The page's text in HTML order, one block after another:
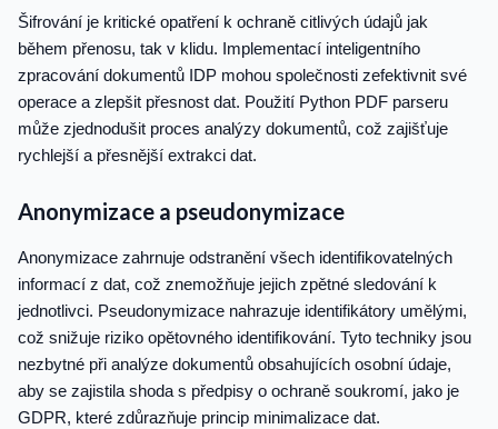
Šifrování je kritické opatření k ochraně citlivých údajů jak
během přenosu, tak v klidu. Implementací inteligentního
zpracování dokumentů IDP mohou společnosti zefektivnit své
operace a zlepšit přesnost dat. Použití Python PDF parseru
může zjednodušit proces analýzy dokumentů, což zajišťuje
rychlejší a přesnější extrakci dat.
Anonymizace a pseudonymizace
Anonymizace zahrnuje odstranění všech identifikovatelných
informací z dat, což znemožňuje jejich zpětné sledování k
jednotlivci. Pseudonymizace nahrazuje identifikátory umělými,
což snižuje riziko opětovného identifikování. Tyto techniky jsou
nezbytné při analýze dokumentů obsahujících osobní údaje,
aby se zajistila shoda s předpisy o ochraně soukromí, jako je
GDPR, které zdůrazňuje princip minimalizace dat.